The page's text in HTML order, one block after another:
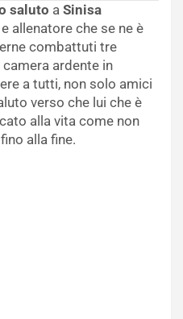
saluto a Sinisa
allenatore che se ne è
combattuti tre
camera ardente in
a tutti, non solo amici
verso che lui che è
alla vita come non
alla fine.